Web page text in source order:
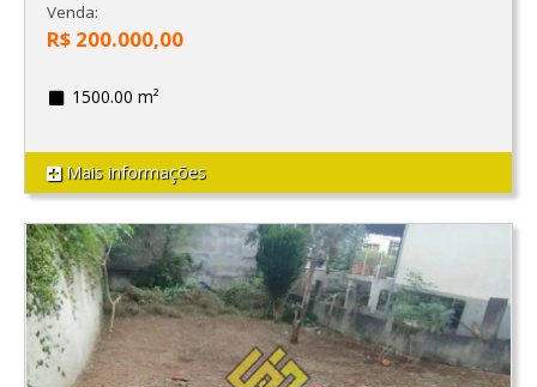
Venda:
R$ 200.000,00
1500.00 m²
Mais informações